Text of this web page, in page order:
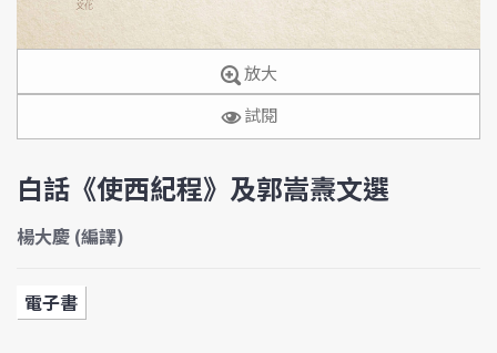
放大
試閱
白話《使西紀程》及郭嵩燾文選
楊大慶 (編譯)
電子書